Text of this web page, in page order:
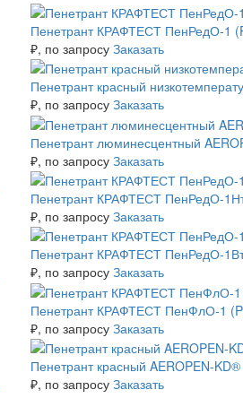
Пенетрант КРАФТЕСТ ПенРедО-1
₽, по запросу Заказать
Пенетрант красный
₽, по запросу Заказать
Пенетрант люминесцентный
₽, по запросу Заказать
Пенетрант КРАФТЕСТ ПенРедО-
₽, по запросу Заказать
Пенетрант КРАФТЕСТ ПенРедО-
₽, по запросу Заказать
Пенетрант КРАФТЕСТ ПенФлО-1
₽, по запросу Заказать
Пенетрант красный AEROPEN-KD®
₽, по запросу Заказать